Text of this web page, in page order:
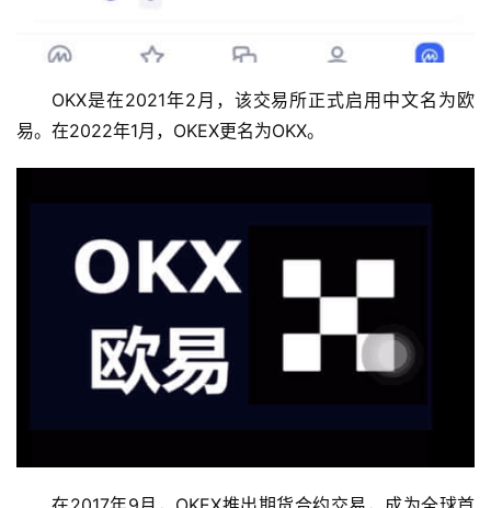
OKX是在2021年2月，该交易所正式启用中文名为欧
易。在2022年1月，OKEX更名为OKX。